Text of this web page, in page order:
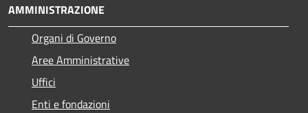
AMMINISTRAZIONE
Organi di Governo
Aree Amministrative
Uffici
Enti e fondazioni